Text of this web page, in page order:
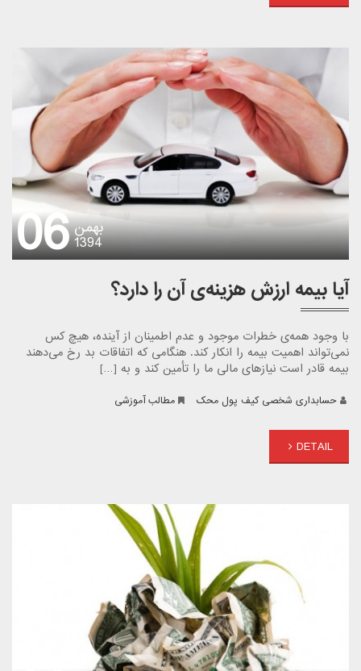
06بهمن
1394
آیا بیمه ارزش هزینه‌ی آن را دارد؟
با وجود همه‌ی خطرات موجود و عدم اطمینان از آینده، هیچ کس
نمی‌تواند اهمیت بیمه را انکار کند. هنگامی که اتفاقات بد رخ می‌دهند
بیمه قادر است نیازهای مالی ما را تأمین کند و به […]
حسابداری شخصی کیف پول محک مطالب آموزشی
DETAIL